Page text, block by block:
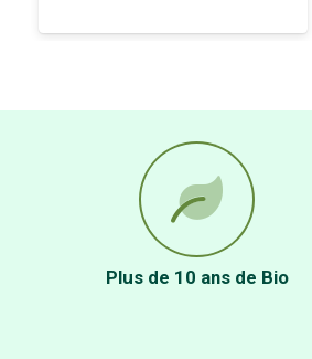
Plus de 10 ans de Bio